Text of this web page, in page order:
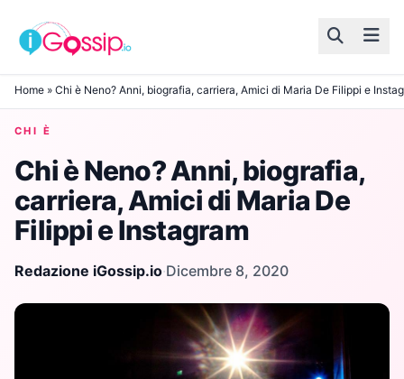
Skip to content
Home » Chi è Neno? Anni, biografia, carriera, Amici di Maria De Filippi e
CHI È
Chi è Neno? Anni, biografia,
carriera, Amici di Maria De
Filippi e Instagram
Redazione iGossip.io·Dicembre 8, 2020